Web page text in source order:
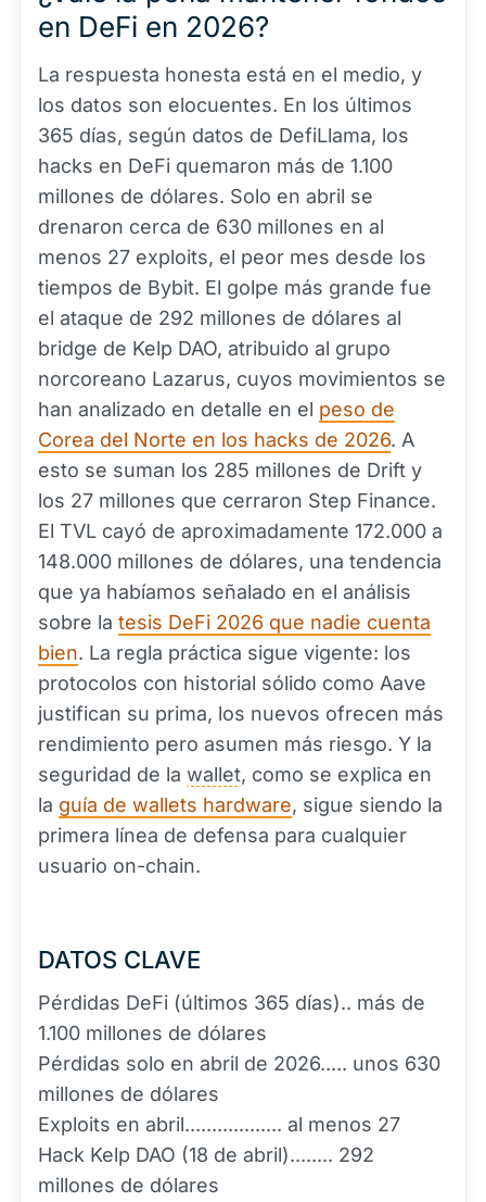
en DeFi en 2026?
La respuesta honesta está en el medio, y
los datos son elocuentes. En los últimos
365 días, según datos de DefiLlama, los
hacks en DeFi quemaron más de 1.100
millones de dólares. Solo en abril se
drenaron cerca de 630 millones en al
menos 27 exploits, el peor mes desde los
tiempos de Bybit. El golpe más grande fue
el ataque de 292 millones de dólares al
bridge de Kelp DAO, atribuido al grupo
norcoreano Lazarus, cuyos movimientos se
han analizado en detalle en el peso de
Corea del Norte en los hacks de 2026. A
esto se suman los 285 millones de Drift y
los 27 millones que cerraron Step Finance.
El TVL cayó de aproximadamente 172.000 a
148.000 millones de dólares, una tendencia
que ya habíamos señalado en el análisis
sobre la tesis DeFi 2026 que nadie cuenta
bien. La regla práctica sigue vigente: los
protocolos con historial sólido como Aave
justifican su prima, los nuevos ofrecen más
rendimiento pero asumen más riesgo. Y la
seguridad de la wallet, como se explica en
la guía de wallets hardware, sigue siendo la
primera línea de defensa para cualquier
usuario on-chain.
DATOS CLAVE
Pérdidas DeFi (últimos 365 días).. más de
1.100 millones de dólares
Pérdidas solo en abril de 2026..... unos 630
millones de dólares
Exploits en abril.................. al menos 27
Hack Kelp DAO (18 de abril)........ 292
millones de dólares